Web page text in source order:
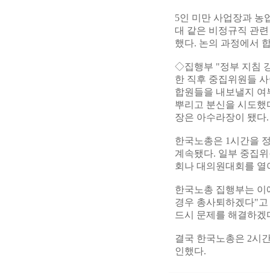
5인 미만 사업장과 농
대 같은 비정규직 관
했다. 논의 과정에서
◇집행부 "정부 지침
한 직후 중집위원들
합원들을 내보낼지
뿌리고 분신을 시도했
장은 아수라장이 됐
한국노총은 1시간을
계속됐다. 일부 중집
회나 대의원대회를
한국노총 집행부는
경우 총사퇴하겠다"
드시 문제를 해결하
결국 한국노총은 2시
인했다.